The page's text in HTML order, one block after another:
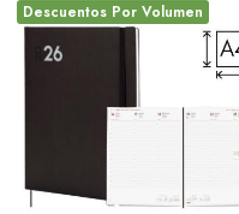
Descuentos Por Volumen